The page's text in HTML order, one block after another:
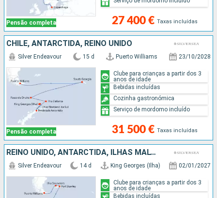
Pensão completa 27 400 € Taxas incluídas
CHILE, ANTARCTIDA, REINO UNIDO
Pensão completa
Silver Endeavour 15 d Puerto Williams 23/10/2028
31 500 € Taxas incluídas
Clube para crianças a partir dos 3
anos de idade
Bebidas incluídas
Cozinha gastronómica
Serviço de mordomo incluído
REINO UNIDO, ANTARCTIDA, ILHAS MALVINAS, CHILE
Silver Endeavour 14 d King Georges (Ilha) 02/01/2027
Clube para crianças a partir dos 3
anos de idade
Bebidas incluídas